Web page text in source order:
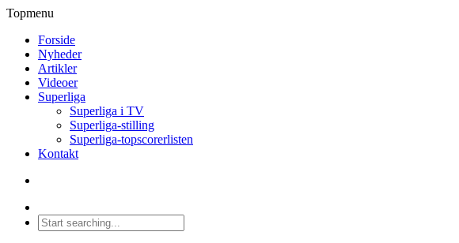
Topmenu
Forside
Nyheder
Artikler
Videoer
Superliga
Superliga i TV
Superliga-stilling
Superliga-topscorerlisten
Kontakt